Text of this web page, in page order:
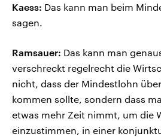
Kaess: Das kann man beim
sagen.
Ramsauer: Das kann man
verschreckt regelrecht die
nicht, dass der Mindestlohn
kommen sollte, sondern dass
etwas mehr Zeit nimmt, um die
einzustimmen, in einer